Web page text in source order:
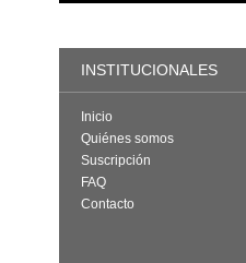
INSTITUCIONALES
Inicio
Quiénes somos
Suscripción
FAQ
Contacto